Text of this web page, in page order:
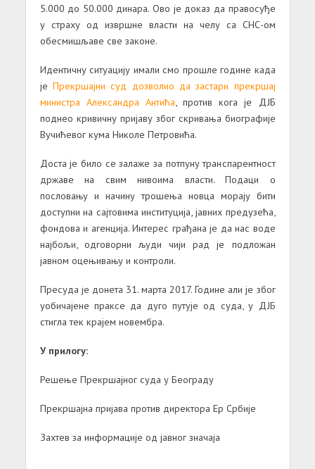
5.000 до 50.000 динара. Ово је доказ да правосуђе
у страху од извршне власти на челу са СНС-ом
обесмишљаве све законе.
Идентичну ситуацију имали смо прошле године када
је Прекршајни суд дозволио да застари прекршај
министра Александра Антића, против кога је ДЈБ
поднео кривичну пријаву због скривања биографије
Вучићевог кума Николе Петровића.
Доста је било се залаже за потпуну транспарентност
државе на свим нивоима власти. Подаци о
пословању и начину трошења новца морају бити
доступни на сајтовима институција, јавних предузећа,
фондова и агенција. Интерес грађана је да нас воде
најбољи, одговорни људи чији рад је подложан
јавном оцењивању и контроли.
Пресуда је донета 31. марта 2017. Године али је због
уобичајене праксе да дуго путује од суда, у ДЈБ
стигла тек крајем новембра.
У прилогу:
Решење Прекршајног суда у Београду
Прекршајна пријава против директора Ер Србије
Захтев за информације од јавног значаја